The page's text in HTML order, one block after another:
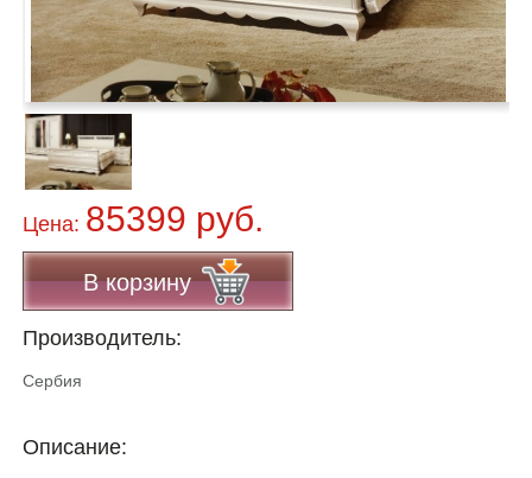
Цена: 85399 руб.
В корзину
Производитель:
Сербия
Описание: